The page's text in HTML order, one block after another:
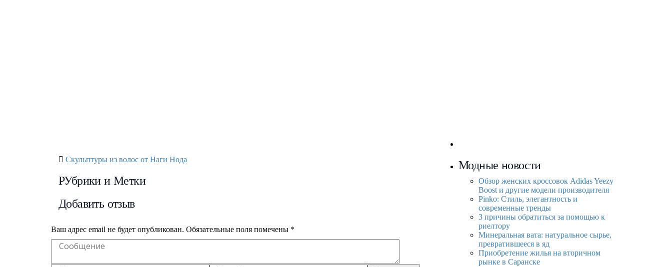
Скульптуры из волос от Наги Нода
РУбрики и Метки
Добавить отзыв
Ваш адрес email не будет опубликован. Обязательные поля помечены *
Модные новости
Обзор женских кроссовок Adidas Yeezy
Boost и другие модели производителя
Pinko: Стиль, элегантность и
современные тренды
3 причины обратиться за помощью к
риелтору
Минеральная вата: натуральное сырье,
превратившееся в яд
Приобретение жилья на вторичном
рынке в Саранске